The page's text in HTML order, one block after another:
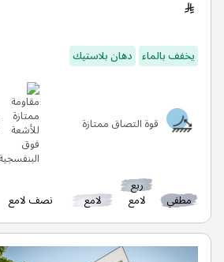
يخفف بالماء دهان بلاستيك
قوة التصاق ممتازة
مطفي
ربع
لامع لامع نصف لامع